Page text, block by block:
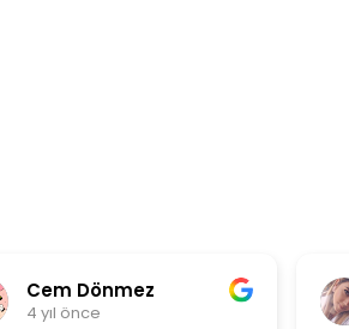
Cem Dönmez
4 yıl önce